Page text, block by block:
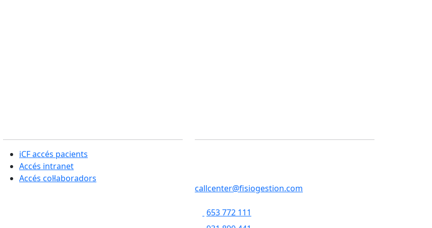
iCF accés pacients
Accés intranet
Accés col·laboradors
callcenter@fisiogestion.com
653 772 111